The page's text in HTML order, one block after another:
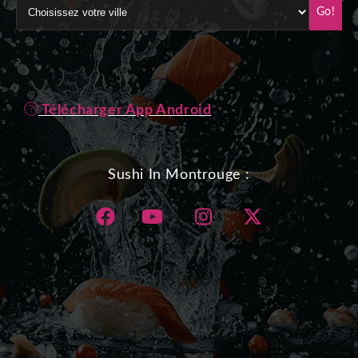
Go!
Télécharger App Android
Sushi In Montrouge :